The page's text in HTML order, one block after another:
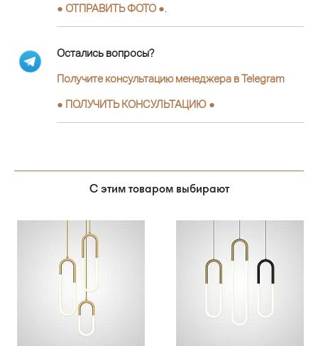
● ОТПРАВИТЬ ФОТО ●
Остались вопросы?
Получите консультацию менеджера в Telegram
● ПОЛУЧИТЬ КОНСУЛЬТАЦИЮ ●
С этим товаром выбирают